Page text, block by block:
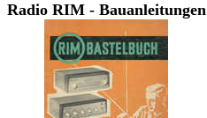
Radio RIM - Bauanleitungen